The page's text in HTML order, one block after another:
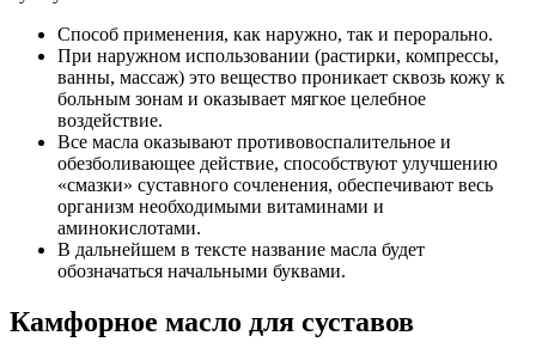
Способ применения, как наружно, так и перорально.
При наружном использовании (растирки, компрессы,
ванны, массаж) это вещество проникает сквозь кожу к
больным зонам и оказывает мягкое целебное
воздействие.
Все масла оказывают противовоспалительное и
обезболивающее действие, способствуют улучшению
«смазки» суставного сочленения, обеспечивают весь
организм необходимыми витаминами и
аминокислотами.
В дальнейшем в тексте название масла будет
обозначаться начальными буквами.
Камфорное масло для суставов